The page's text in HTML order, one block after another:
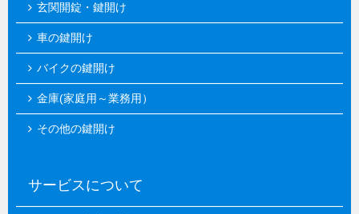
玄関開錠・鍵開け
車の鍵開け
バイクの鍵開け
金庫(家庭用～業務用）
その他の鍵開け
サービスについて